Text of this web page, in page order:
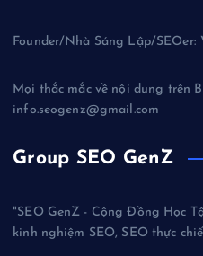
Founder/Nhà Sáng Lập/SEOer:
Mọi thắc mắc về nội dung trên
info.seogenz@gmail.com
Group SEO GenZ
"SEO GenZ - Cộng Đồng Học
kinh nghiệm SEO, SEO thực